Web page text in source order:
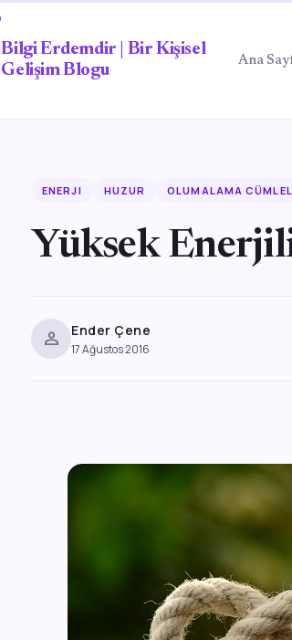
Bilgi Erdemdir | Bir Kişisel
Gelişim Blogu
Ana
ENERJI HUZUR OLUMALAMA
Yüksek
person Ender Çene
17 Ağustos 2016